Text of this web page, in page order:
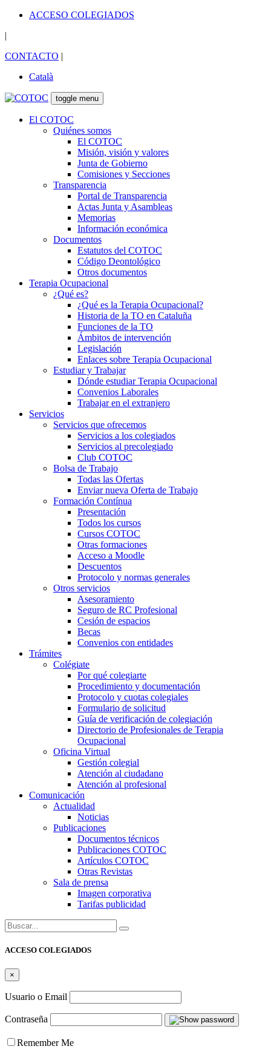
ACCESO COLEGIADOS
|
CONTACTO |
Català
toggle menu
El COTOC
Quiénes somos
El COTOC
Misión, visión y valores
Junta de Gobierno
Comisiones y Secciones
Transparencia
Portal de Transparencia
Actas Junta y Asambleas
Memorias
Información económica
Documentos
Estatutos del COTOC
Código Deontológico
Otros documentos
Terapia Ocupacional
¿Qué es?
¿Qué es la Terapia Ocupacional?
Historia de la TO en Cataluña
Funciones de la TO
Ámbitos de intervención
Legislación
Enlaces sobre Terapia Ocupacional
Estudiar y Trabajar
Dónde estudiar Terapia Ocupacional
Convenios Laborales
Trabajar en el extranjero
Servicios
Servicios que ofrecemos
Servicios a los colegiados
Servicios al precolegiado
Club COTOC
Bolsa de Trabajo
Todas las Ofertas
Enviar nueva Oferta de Trabajo
Formación Contínua
Presentación
Todos los cursos
Cursos COTOC
Otras formaciones
Acceso a Moodle
Descuentos
Protocolo y normas generales
Otros servicios
Asesoramiento
Seguro de RC Profesional
Cesión de espacios
Becas
Convenios con entidades
Trámites
Colégiate
Por qué colegiarte
Procedimiento y documentación
Protocolo y cuotas colegiales
Formulario de solicitud
Guía de verificación de colegiación
Directorio de Profesionales de Terapia
Ocupacional
Oficina Virtual
Gestión colegial
Atención al ciudadano
Atención al profesional
Comunicación
Actualidad
Noticias
Publicaciones
Documentos técnicos
Publicaciones COTOC
Artículos COTOC
Otras Revistas
Sala de prensa
Imagen corporativa
Tarifas publicidad
Buscar:
ACCESO COLEGIADOS
×
Usuario o Email
Contraseña
Remember Me